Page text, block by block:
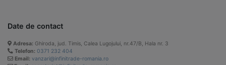
Date de contact
Adresa: Ghiroda, jud. Timis, Calea Lugojului, nr.47/B, Hala nr. 3
Telefon: 0371 232 404
Email: vanzari@infinitrade-romania.ro